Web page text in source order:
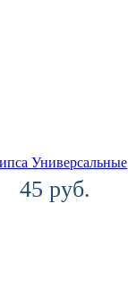
Универсальные
45 руб.